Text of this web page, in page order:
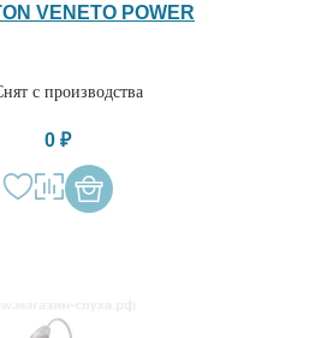
VENETO POWER
с производства
0 ₽